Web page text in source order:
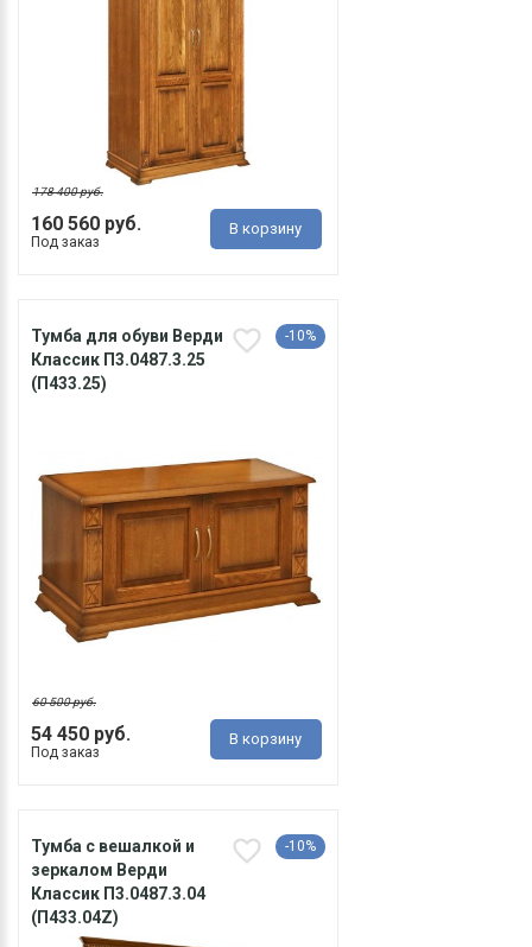
160 560 руб.
178 400 руб.
Под заказ
В корзину
Тумба для обуви Верди
Классик П3.0487.3.25
(П433.25)
-10%
54 450 руб.
60 500 руб.
Под заказ
В корзину
Тумба с вешалкой и
зеркалом Верди
Классик П3.0487.3.04
(П433.04Z)
-10%